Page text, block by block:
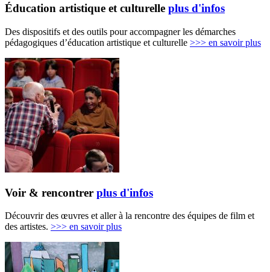
Éducation artistique et culturelle plus d'infos
Des dispositifs et des outils pour accompagner les démarches
pédagogiques d’éducation artistique et culturelle >>> en savoir plus
Voir & rencontrer plus d'infos
Découvrir des œuvres et aller à la rencontre des équipes de film et
des artistes. >>> en savoir plus